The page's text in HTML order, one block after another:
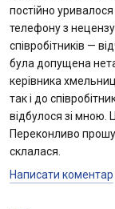
постійно
телефону з
співробітників —
була допущена
керівника
так і до
відбулося зі мною.
Переконливо
склалася.
Написати коментар